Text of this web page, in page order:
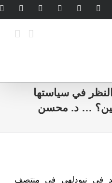
Tiktok
Threads
LinkedIn
SoundCloud
WhatsApp
في سياستها
… د. محسن
في نيودلهي في منتصف